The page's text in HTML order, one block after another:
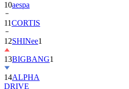
10aespa
11CORTIS
12SHINee1
13BIGBANG1
14ALPHA
DRIVE